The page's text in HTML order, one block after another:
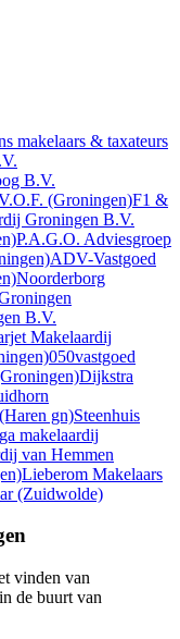
makelaars & taxateurs
B.V.
(Groningen)F1 &
Groningen B.V.
P.A.G.O. Adviesgroep
ADV-Vastgoed
Noorderborg
B.V.
Makelaardij
050vastgoed
Dijkstra
(Haren gn)Steenhuis
makelaardij
van Hemmen
Lieberom Makelaars
(Zuidwolde)
vinden van
de buurt van